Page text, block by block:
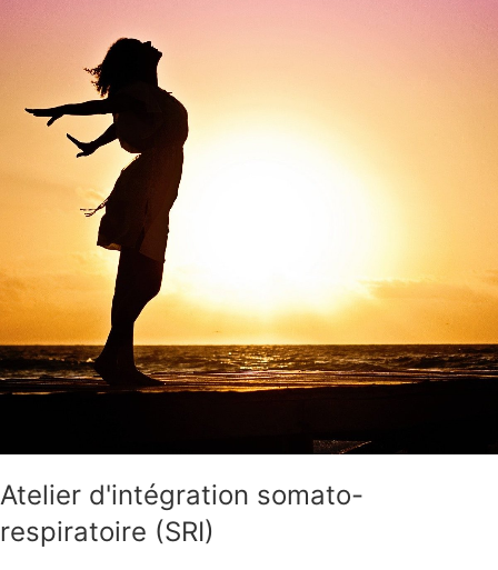
Atelier d'intégration somato-
respiratoire (SRI)